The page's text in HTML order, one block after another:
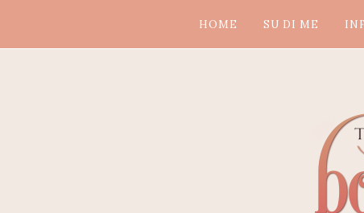
HOME SU DI ME